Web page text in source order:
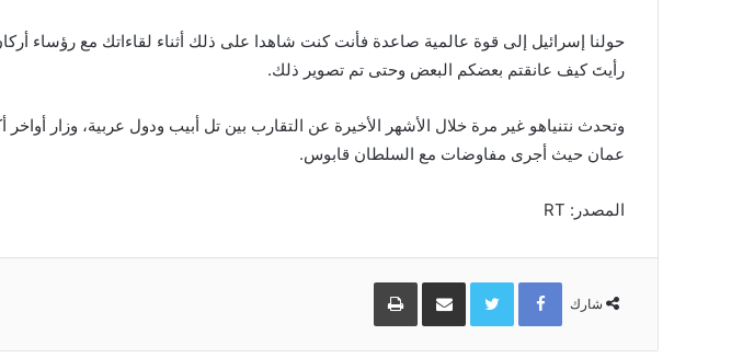
حولنا إسرائيل إلى قوة عالمية صاعدة فأنت كنت شاهدا على ذلك أثناء لقاءاتك مع رؤساء
رأيتَ كيف عانقتم بعضكم البعض وحتى تم تصوير ذلك.
وتحدث نتنياهو غير مرة خلال الأشهر الأخيرة عن التقارب بين تل أبيب ودول عربية، وزار
عمان حيث أجرى مفاوضات مع السلطان قابوس.
المصدر: RT
شارك
Facebook
Twitterمشاركة
البريد
طباعة